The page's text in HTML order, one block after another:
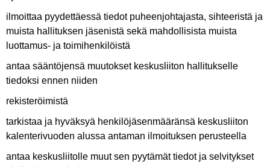
ilmoittaa pyydettäessä tiedot puheenjohtajasta, sihteeristä ja
muista hallituksen jäsenistä sekä mahdollisista muista
luottamus- ja toimihenkilöistä
antaa sääntöjensä muutokset keskusliiton hallitukselle
tiedoksi ennen niiden
rekisteröimistä
tarkistaa ja hyväksyä henkilöjäsenmääränsä keskusliiton
kalenterivuoden alussa antaman ilmoituksen perusteella
antaa keskusliitolle muut sen pyytämät tiedot ja selvitykset